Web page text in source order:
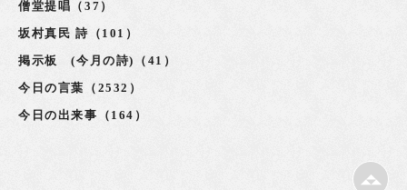
僧堂提唱（37）
坂村真民 詩（101）
掲示板 (今月の詩)（41）
今日の言葉（2532）
今日の出来事（164）